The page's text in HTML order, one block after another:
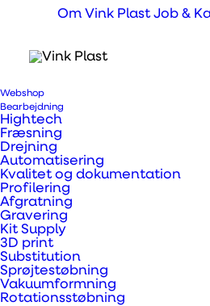
Om Vink Plast Job &
Webshop
Bearbejdning
Hightech
Fræsning
Drejning
Automatisering
Kvalitet og dokumentation
Profilering
Afgratning
Gravering
Kit Supply
3D print
Substitution
Sprøjtestøbning
Vakuumformning
Rotationsstøbning